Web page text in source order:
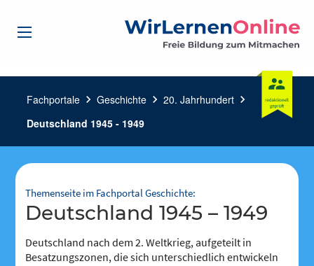
Fachportale chevron_right Geschichte chevron_right 20. Jahrhundert chevron_right
Deutschland 1945 - 1949
Themenseite im Fachportal Geschichte:
Deutschland 1945 – 1949
Deutschland nach dem 2. Weltkrieg, aufgeteilt in
Besatzungszonen, die sich unterschiedlich entwickeln